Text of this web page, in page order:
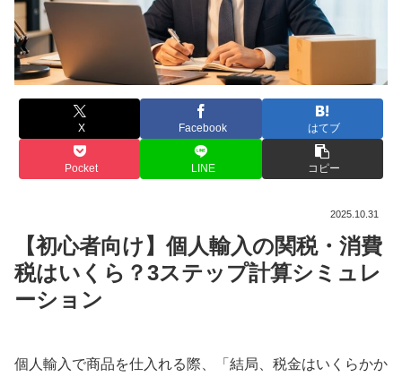
X Facebook はてブ
Pocket LINE コピー
2025.10.31
【初心者向け】個人輸入の関税・消費
税はいくら？3ステップ計算シミュレ
ーション
個人輸入で商品を仕入れる際、「結局、税金はいくらかか